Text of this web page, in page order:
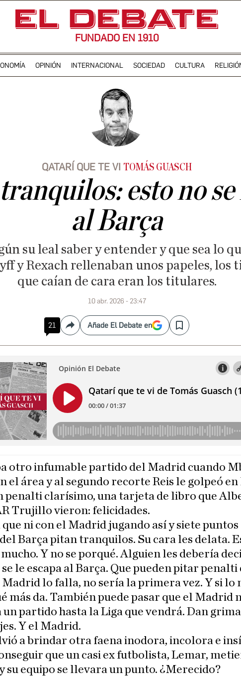
FUNDADO EN 1910
OPINIÓN INTERNACIONAL SOCIEDAD CULTURA
QATARÍ QUE TE VI TOMÁS GUASCH
esto no se
al Barça
su leal saber y entender y que sea lo
y Rexach rellenaban unos papeles, los
que caían de cara eran los titulares.
10 abr. 2026 - 23:47
21 CompartirAñade El Debate en Save
otro infumable partido del Madrid cuando
el área y al segundo recorte Reis le golpeó en
penalti clarísimo, una tarjeta de libro que
Trujillo vieron: felicidades.
que ni con el Madrid jugando así y siete puntos
Barça pitan tranquilos. Su cara les delata.
Y no se porqué. Alguien les debería
le escapa al Barça. Que pueden pitar penalti
lo falla, no sería la primera vez. Y si lo
más da. También puede pasar que el Madrid
un partido hasta la Liga que vendrá. Dan
Y el Madrid.
a brindar otra faena inodora, incolora e
que un casi ex futbolista, Lemar,
su equipo se llevara un punto. ¿Merecido?